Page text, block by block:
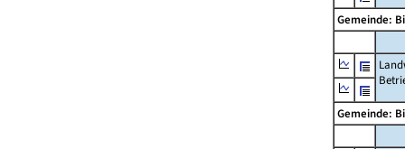
Gemeinde:
Gemeinde: